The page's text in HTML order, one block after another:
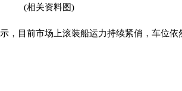
(相关资料图)
，目前市场上滚装船运力持续紧俏，车位